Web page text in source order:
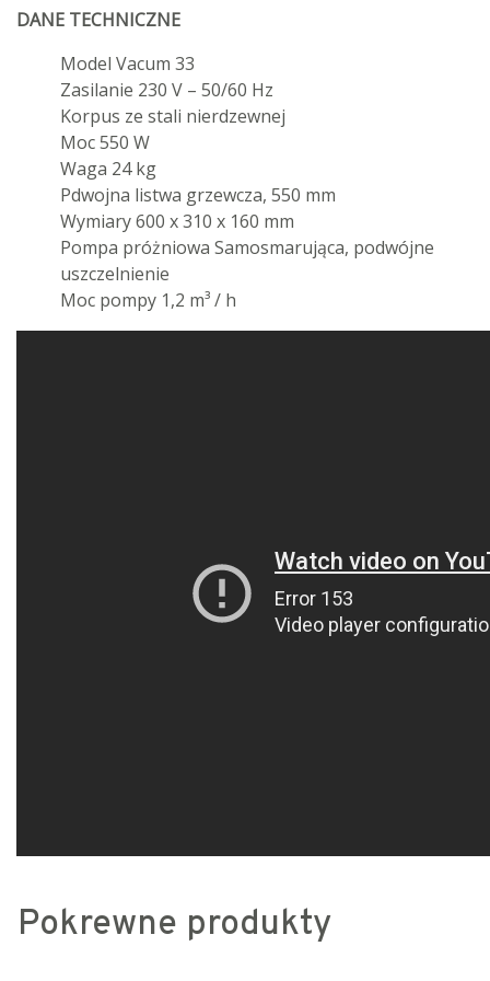
DANE TECHNICZNE
Model Vacum 33
Zasilanie 230 V – 50/60 Hz
Korpus ze stali nierdzewnej
Moc 550 W
Waga 24 kg
Pdwojna listwa grzewcza, 550 mm
Wymiary 600 x 310 x 160 mm
Pompa próżniowa Samosmarująca, podwójne
uszczelnienie
Moc pompy 1,2 m³ / h
Pokrewne produkty